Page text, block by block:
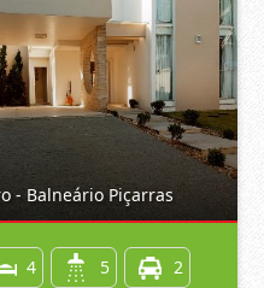
- Balneário Piçarras
4 5 2